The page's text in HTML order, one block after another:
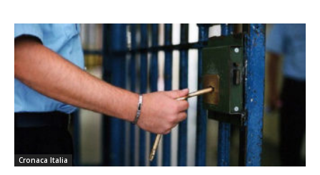
Cronaca Italia